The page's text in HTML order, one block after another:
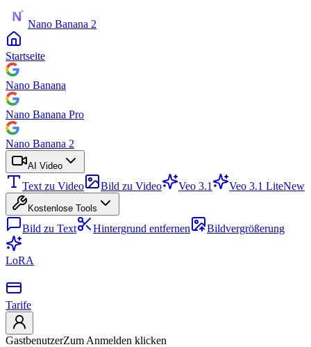
Nano Banana 2
Startseite
Nano Banana
Nano Banana Pro
Nano Banana 2
AI Video
Text zu Video Bild zu Video Veo 3.1 Veo 3.1 LiteNew
Kostenlose Tools
Bild zu Text Hintergrund entfernen Bildvergrößerung
LoRA
Tarife
GastbenutzerZum Anmelden klicken